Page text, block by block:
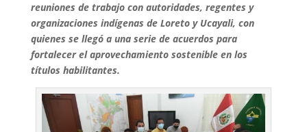
reuniones de trabajo con autoridades, regentes y
organizaciones indígenas de Loreto y Ucayali, con
quienes se llegó a una serie de acuerdos para
fortalecer el aprovechamiento sostenible en los
títulos habilitantes.